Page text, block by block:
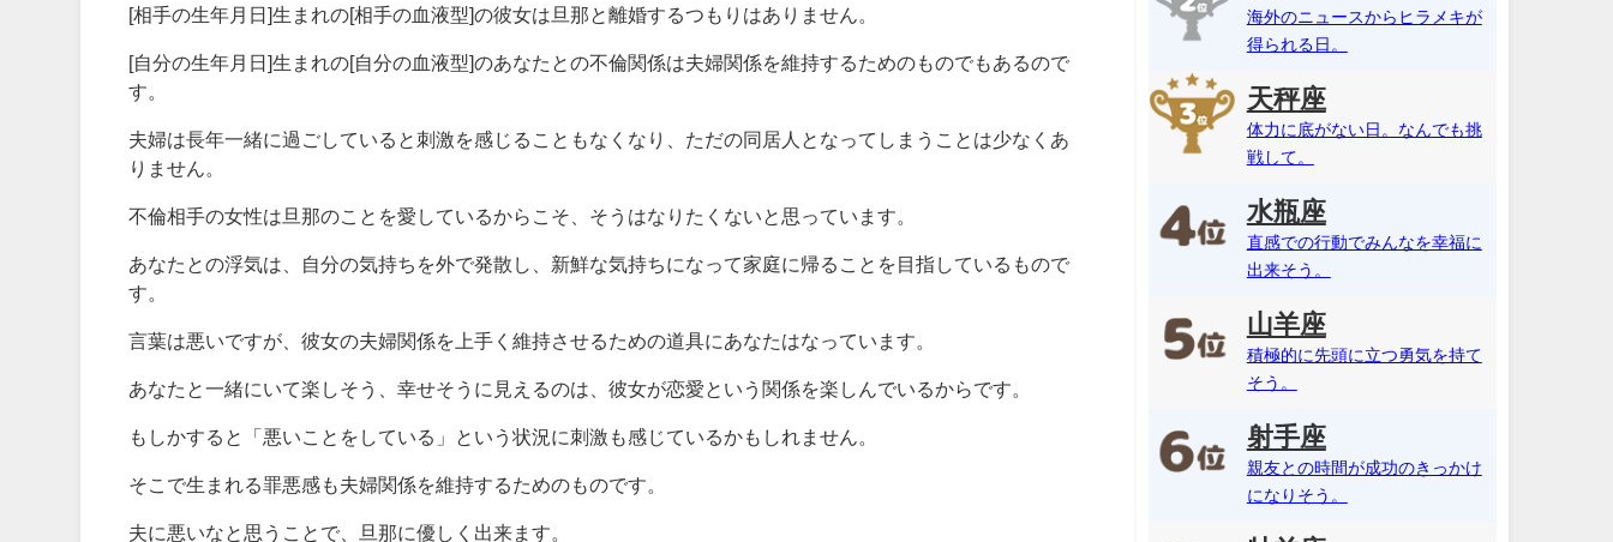
[相手の生年月日]生まれの[相手の血液型]の彼女は旦那と離婚するつもりはありません。
[自分の生年月日]生まれの[自分の血液型]のあなたとの不倫関係は夫婦関係を維持するためのものでもあるので
す。
夫婦は長年一緒に過ごしていると刺激を感じることもなくなり、ただの同居人となってしまうことは少なくあ
りません。
不倫相手の女性は旦那のことを愛しているからこそ、そうはなりたくないと思っています。
あなたとの浮気は、自分の気持ちを外で発散し、新鮮な気持ちになって家庭に帰ることを目指しているもので
す。
言葉は悪いですが、彼女の夫婦関係を上手く維持させるための道具にあなたはなっています。
あなたと一緒にいて楽しそう、幸せそうに見えるのは、彼女が恋愛という関係を楽しんでいるからです。
もしかすると「悪いことをしている」という状況に刺激も感じているかもしれません。
そこで生まれる罪悪感も夫婦関係を維持するためのものです。
夫に悪いなと思うことで、旦那に優しく出来ます。
海外のニュースからヒラメキが
得られる日。
天秤座
体力に底がない日。なんでも挑
戦して。
水瓶座
直感での行動でみんなを幸福に
出来そう。
山羊座
積極的に先頭に立つ勇気を持て
そう。
射手座
親友との時間が成功のきっかけ
になりそう。